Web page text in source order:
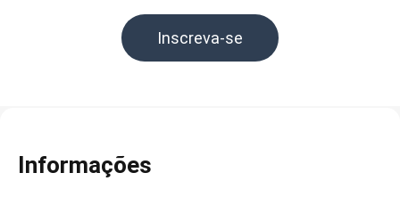
Inscreva-se
Informações